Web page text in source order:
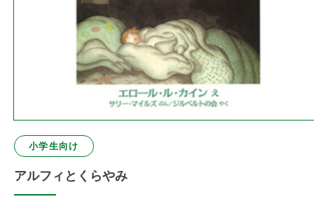
小学生向け
アルフィとくらやみ